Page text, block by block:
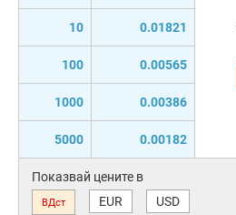
10 0.01821
100 0.00565
1000 0.00386
5000 0.00182
Показвай цените в
ВДст EUR USD